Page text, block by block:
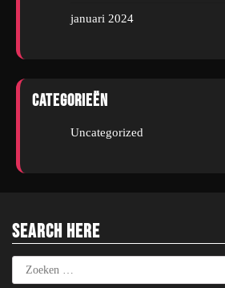
januari 2024
Categorieën
Uncategorized
Search Here
Zoeken
naar: